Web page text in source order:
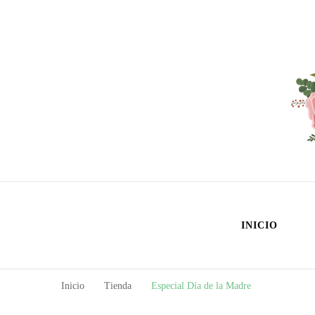
Las
INICIO
Inicio Tienda Especial Día de la Madre